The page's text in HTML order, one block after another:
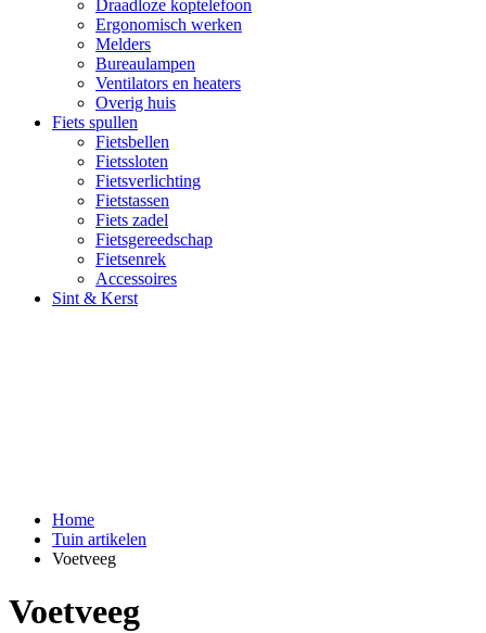
Draadloze koptelefoon
Ergonomisch werken
Melders
Bureaulampen
Ventilators en heaters
Overig huis
Fiets spullen
Fietsbellen
Fietssloten
Fietsverlichting
Fietstassen
Fiets zadel
Fietsgereedschap
Fietsenrek
Accessoires
Sint & Kerst
Home
Tuin artikelen
Voetveeg
Voetveeg